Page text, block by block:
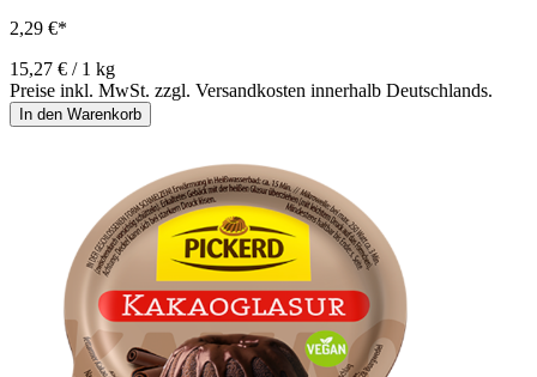
2,29 €*
15,27 € / 1 kg
Preise inkl. MwSt. zzgl. Versandkosten innerhalb Deutschlands.
In den Warenkorb